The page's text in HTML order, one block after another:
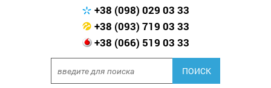
+38 (098) 029 03 33
+38 (093) 719 03 33
+38 (066) 519 03 33